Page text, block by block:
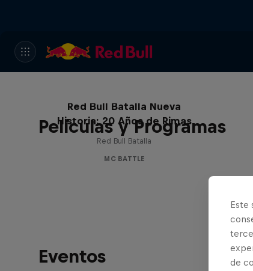
Películas y Programas
Red Bull Batalla Nueva
Historia: 20 Años de Rimas
Red Bull Batalla
MC BATTLE
Eventos
Este
de